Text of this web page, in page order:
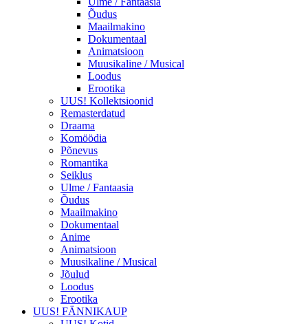
Õudus
Maailmakino
Dokumentaal
Animatsioon
Muusikaline / Musical
Loodus
Erootika
UUS! Kollektsioonid
Remasterdatud
Draama
Komöödia
Põnevus
Romantika
Seiklus
Ulme / Fantaasia
Õudus
Maailmakino
Dokumentaal
Anime
Animatsioon
Muusikaline / Musical
Jõulud
Loodus
Erootika
UUS! FÄNNIKAUP